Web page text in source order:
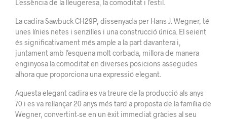
L’essència de la lleugeresa, la comoditat i l’estil.
La cadira Sawbuck CH29P, dissenyada per Hans J. Wegner, té
unes línies netes i senzilles i una construcció única. El seient
és significativament més ample a la part davantera i,
juntament amb l’esquena molt corbada, millora de manera
enginyosa la comoditat en diverses posicions assegudes
alhora que proporciona una expressió elegant.
Aquesta elegant cadira es va treure de la producció als anys
70 i es va rellançar 20 anys més tard a proposta de la família de
Wegner, convertint-se en un èxit immediat gràcies al seu